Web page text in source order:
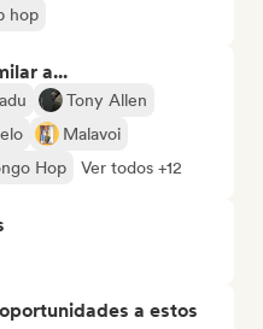
hop
a...
Tony Allen
Malavoi
Hop Ver todos +12
a estos